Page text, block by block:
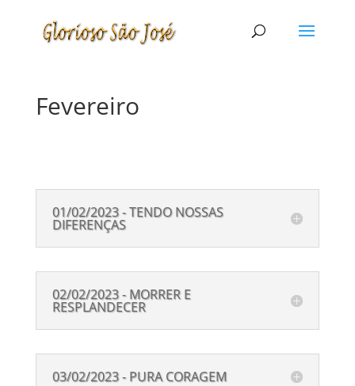
Fevereiro
01/02/2023 - TENDO NOSSAS
DIFERENÇAS
02/02/2023 - MORRER E
RESPLANDECER
03/02/2023 - PURA CORAGEM